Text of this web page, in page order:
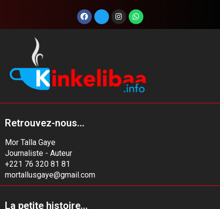
Retrouvez-nous...
Mor Talla Gaye
Journaliste - Auteur
+221 76 320 81 81
mortallusgaye@gmail.com
La petite histoire...